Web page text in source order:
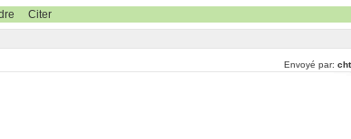
Citer
Envoyé par: